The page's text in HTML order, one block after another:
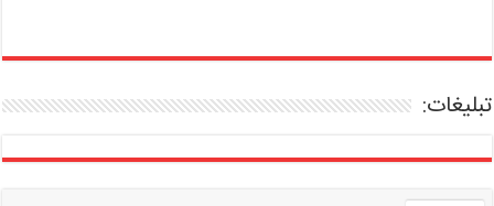
تبلیغات: